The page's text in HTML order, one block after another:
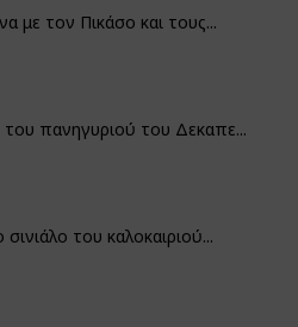
με τον Πικάσο και τους...
πανηγυριού του Δεκαπε...
του καλοκαιριού...